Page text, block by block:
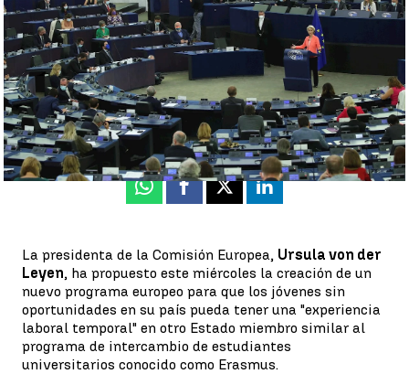
Antena 3 Noticias
Actualizado:15 de septiembre de 2021, 13:19
Publicado:15 de septiembre de 2021, 12:37
Whatsapp
Facebook
X Linkedin
La presidenta de la Comisión Europea, Ursula von der
Leyen, ha propuesto este miércoles la creación de un
nuevo programa europeo para que los jóvenes sin
oportunidades en su país pueda tener una "experiencia
laboral temporal" en otro Estado miembro similar al
programa de intercambio de estudiantes
universitarios conocido como Erasmus.